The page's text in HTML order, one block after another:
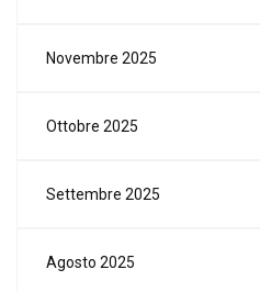
Novembre 2025
Ottobre 2025
Settembre 2025
Agosto 2025